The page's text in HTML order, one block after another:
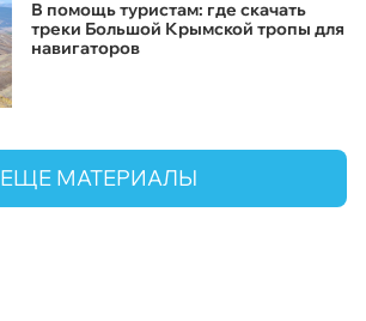
В помощь туристам: где скачать
треки Большой Крымской тропы для
навигаторов
ЕЩЕ МАТЕРИАЛЫ